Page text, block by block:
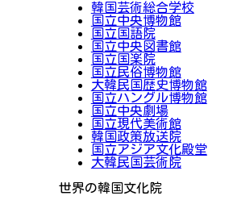
韓国芸術総合学校
国立中央博物館
国立国語院
国立中央図書館
国立国楽院
国立民俗博物館
大韓民国歴史博物館
国立ハングル博物館
国立中央劇場
国立現代美術館
韓国政策放送院
国立アジア文化殿堂
大韓民国芸術院
世界の韓国文化院